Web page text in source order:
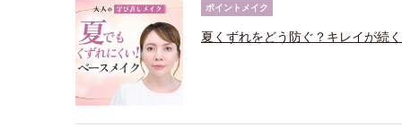
ポイントメイク
夏くずれをどう防ぐ？キレイが続